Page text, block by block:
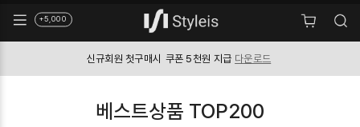
+5,000
신규회원 첫구매시 쿠폰 5천원 지급 다운로드
베스트상품 TOP200